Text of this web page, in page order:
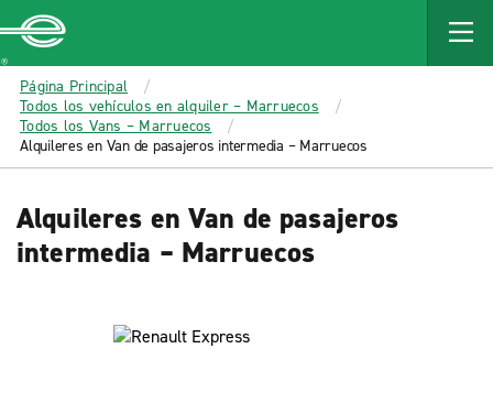
MAIN
CONTENT
Enterprise
Página Principal
Todos los vehículos en alquiler – Marruecos
Todos los Vans – Marruecos
Alquileres en Van de pasajeros intermedia – Marruecos
Alquileres en Van de pasajeros
intermedia – Marruecos